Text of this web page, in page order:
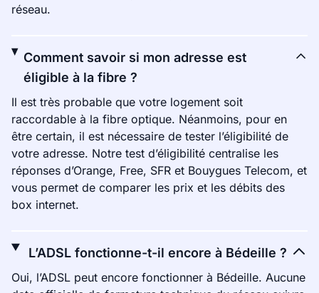
réseau.
Comment savoir si mon adresse est
éligible à la fibre ?
Il est très probable que votre logement soit
raccordable à la fibre optique. Néanmoins, pour en
être certain, il est nécessaire de tester l’éligibilité de
votre adresse. Notre test d’éligibilité centralise les
réponses d’Orange, Free, SFR et Bouygues Telecom, et
vous permet de comparer les prix et les débits des
box internet.
L’ADSL fonctionne-t-il encore à Bédeille ?
Oui, l’ADSL peut encore fonctionner à Bédeille. Aucune